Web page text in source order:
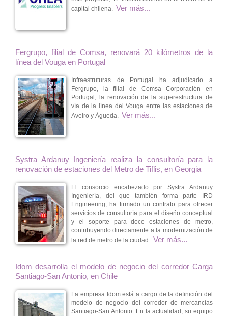
capital chilena. Ver más...
Fergrupo, filial de Comsa, renovará 20 kilómetros de la
línea del Vouga en Portugal
Infraestruturas de Portugal ha adjudicado a
Fergrupo, la filial de Comsa Corporación en
Portugal, la renovación de la superestructura de
vía de la línea del Vouga entre las estaciones de
Aveiro y Águeda. Ver más...
Systra Ardanuy Ingeniería realiza la consultoría para la
renovación de estaciones del Metro de Tiflis, en Georgia
El consorcio encabezado por Systra Ardanuy
Ingeniería, del que también forma parte IRD
Engineering, ha firmado un contrato para ofrecer
servicios de consultoría para el diseño conceptual
y el soporte para doce estaciones de metro,
contribuyendo directamente a la modernización de
la red de metro de la ciudad. Ver más...
Idom desarrolla el modelo de negocio del corredor Carga
Santiago-San Antonio, en Chile
La empresa Idom está a cargo de la definición del
modelo de negocio del corredor de mercancías
Santiago-San Antonio. En la actualidad, su equipo